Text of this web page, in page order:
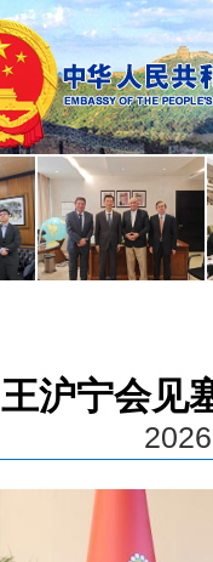
王沪宁会见